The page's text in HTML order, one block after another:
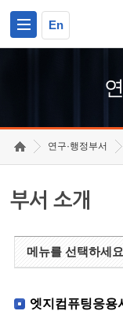
En
연구·행정부서
부서 소개
메뉴를 선택하세
엣지컴퓨팅응용